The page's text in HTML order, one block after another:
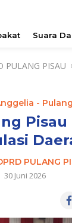
Suara
PULANG PISAU
-
PULANG
30 Juni 2026